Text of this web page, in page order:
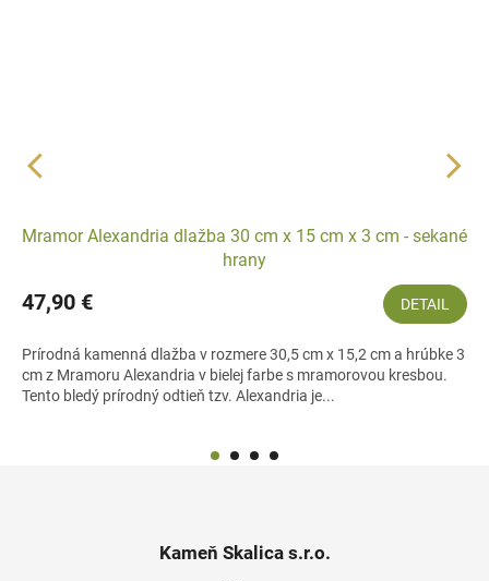
Mramor Alexandria dlažba 30 cm x 15 cm x 3 cm - sekané
hrany
47,90 € DETAIL
Prírodná kamenná dlažba v rozmere 30,5 cm x 15,2 cm a hrúbke 3
cm z Mramoru Alexandria v bielej farbe s mramorovou kresbou.
Tento bledý prírodný odtieň tzv. Alexandria je...
Kameň Skalica s.r.o.